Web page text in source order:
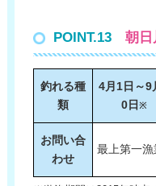
POINT.13朝日
釣れる種
類
4月1日～9
0日※
お問い合
わせ
最上第一漁